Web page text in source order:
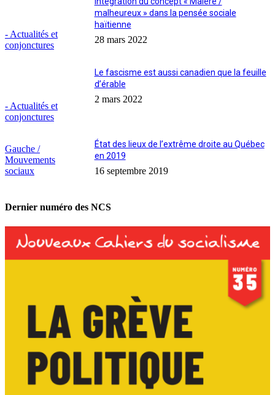
- Actualités et
conjonctures
malheureux » dans la pensée sociale
haïtienne
28 mars 2022
- Actualités et
conjonctures
Le fascisme est aussi canadien que la feuille
d’érable
2 mars 2022
Gauche /
Mouvements
sociaux
État des lieux de l’extrême droite au Québec
en 2019
16 septembre 2019
Dernier numéro des NCS